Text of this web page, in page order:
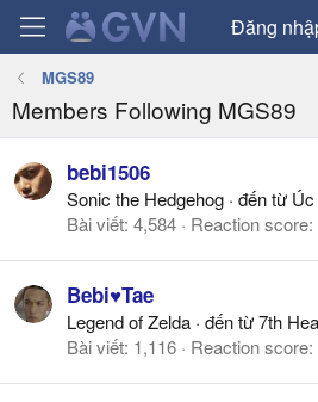
Đăng
MGS89
Members Following MGS89
bebi1506
Sonic the Hedgehog · đến từ
Bài viết 4,584 Reaction score
Bebi♥Tae
Legend of Zelda · đến từ7th
Bài viết 1,116 Reaction score